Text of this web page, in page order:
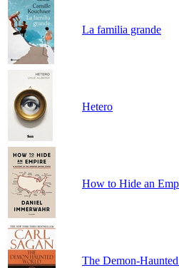
La familia grande
Hetero
How to Hide an
The Demon-